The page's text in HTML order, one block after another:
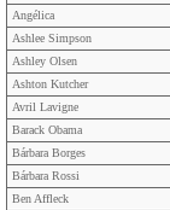
Angélica
Ashlee Simpson
Ashley Olsen
Ashton Kutcher
Avril Lavigne
Barack Obama
Bárbara Borges
Bárbara Rossi
Ben Affleck